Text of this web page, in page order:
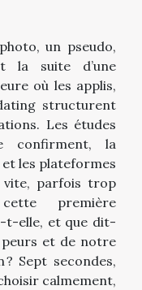
un pseudo,
la suite d’une
où les applis,
structurent
Les études
confirment, la
et les plateformes
vite, parfois trop
première
t-elle, et que dit-
et de notre
Sept secondes,
calmement,